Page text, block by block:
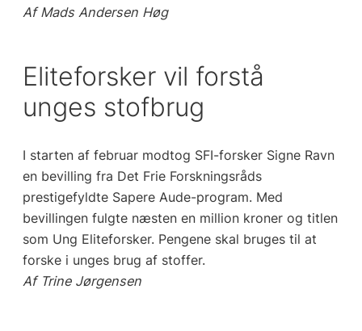
Af Mads Andersen Høg
Eliteforsker vil forstå
unges stofbrug
I starten af februar modtog SFI-forsker Signe Ravn
en bevilling fra Det Frie Forskningsråds
prestigefyldte Sapere Aude-program. Med
bevillingen fulgte næsten en million kroner og titlen
som Ung Eliteforsker. Pengene skal bruges til at
forske i unges brug af stoffer.
Af Trine Jørgensen